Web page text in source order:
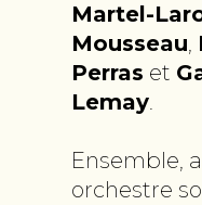
Martel-
Mousseau,
Perras et
Lemay.
Ensemble,
orchestre